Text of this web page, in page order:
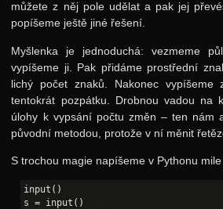
můžete z něj pole udělat a pak jej
popíšeme ještě jiné řešení.
Myšlenka je jednoduchá: vezmeme
vypíšeme ji. Pak přidáme prostřední
lichý počet znaků. Nakonec vypíšeme
tentokrát pozpátku. Drobnou vadou na
úlohy k vypsání počtu změn – ten nám
původní metodou, protože v ní měnit
S trochou magie napíšeme v Pythonu
input()
s = input()